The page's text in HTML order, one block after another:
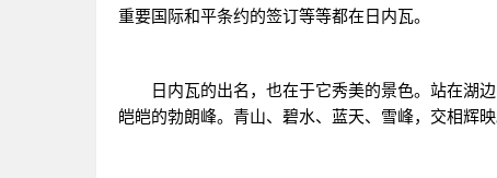
重要国际和平条约的签订等等都在日内瓦。
日内瓦的出名，也在于它秀美的景色。站在湖边
皑皑的勃朗峰。青山、碧水、蓝天、雪峰，交相辉映